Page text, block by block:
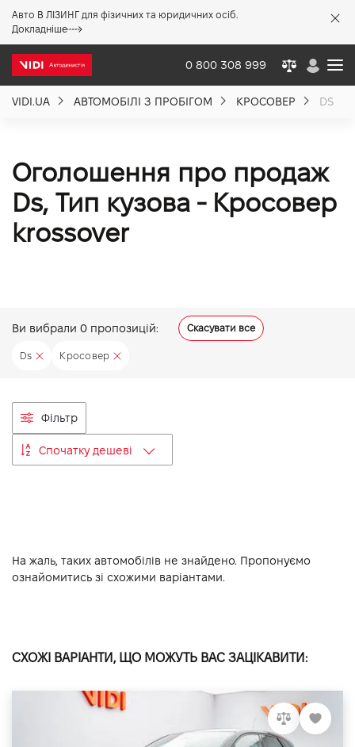
Авто В ЛІЗИНГ для фізичних та юридичних осіб.
Докладніше
0 800 308 999
VIDI.UA АВТОМОБІЛІ З ПРОБІГОМ КРОСОВЕР DS
Оголошення про продаж
Ds, Тип кузова - Кросовер
krossover
Ви вибрали 0 пропозицій: Скасувати все
Ds Кросовер
Фільтр
Спочатку дешеві
На жаль, таких автомобілів не знайдено. Пропонуємо
ознайомитись зі схожими варіантами.
СХОЖІ ВАРІАНТИ, ЩО МОЖУТЬ ВАС ЗАЦІКАВИТИ:
Акції %
Новини
Контакти